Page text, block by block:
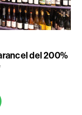
del 200%